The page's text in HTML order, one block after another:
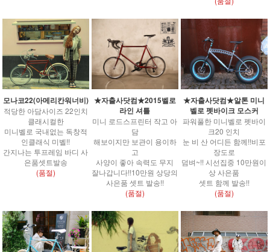
모나코22(아메리칸워너비)
적당한 아담사이즈 22인치
클래시컬한
미니벨로 국내없는 독창적
인클래식 미벨!!
간지나는 투프레임 바디 사
은품셋트발송
(품절)
★자출사닷컴★2015벨로
라인 셔틀
미니 로드스프린터 작고 아
담
해보이지만 보관이 용이하
고
사양이 좋아 속력도 무지
잘나갑니다!!10만원 상당의
사은품 셋트 발송!!
(품절)
★자출사닷컴★알톤 미니
벨로 펫바이크 모스커
파워풀한 미니벨로 펫바이
크20 인치
눈 비 산 어디든 함께!!비포
장도로
덤벼~!! 시선집중 10만원이
상 사은품
셋트 함께 발송!!
(품절)